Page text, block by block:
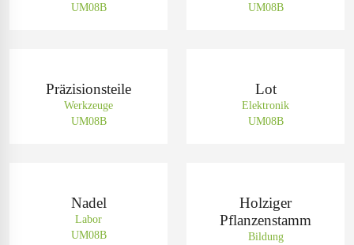
UM08B
UM08B
Präzisionsteile
Werkzeuge
UM08B
Lot
Elektronik
UM08B
Nadel
Labor
UM08B
Holziger
Pflanzenstamm
Bildung